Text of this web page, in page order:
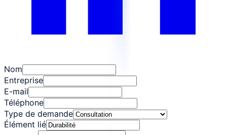
Nom
Entreprise
E-mail
Téléphone
Type de demande
Élément lié